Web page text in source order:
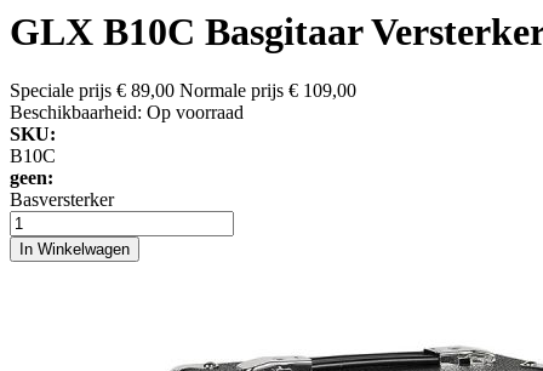
GLX B10C Basgitaar
Speciale prijs € 89,00 Normale prijs € 109,00
Beschikbaarheid: Op voorraad
SKU:
B10C
geen:
Basversterker
In Winkelwagen